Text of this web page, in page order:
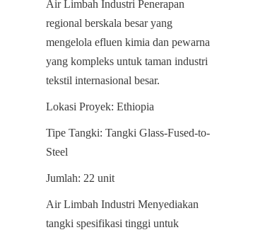
Air Limbah Industri Penerapan
regional berskala besar yang
mengelola efluen kimia dan pewarna
yang kompleks untuk taman industri
tekstil internasional besar.
Lokasi Proyek: Ethiopia
Tipe Tangki: Tangki Glass-Fused-to-
Steel
Jumlah: 22 unit
Air Limbah Industri Menyediakan
tangki spesifikasi tinggi untuk